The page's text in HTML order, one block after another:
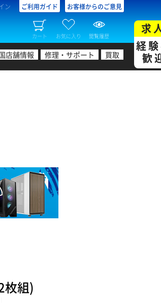
ン ご利用ガイド お客様からのご意見
カート お気に入り 閲覧履歴
店舗情報 修理・サポート 買取
求
経
歓
枚組)